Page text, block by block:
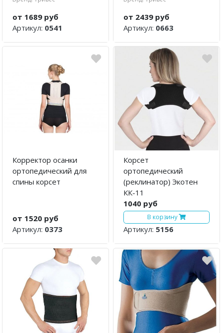
от 1689 руб
Артикул: 0541
от 2439 руб
Артикул: 0663
Корректор осанки
ортопедический для
спины корсет
от 1520 руб
Артикул: 0373
Корсет
ортопедический
(реклинатор) Экотен
КК-11
1040 руб
В корзину
Артикул: 5156